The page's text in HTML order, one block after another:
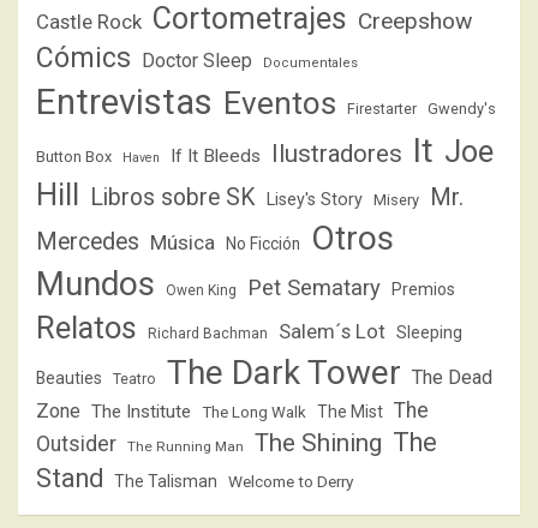
Castle Rock Cortometrajes Creepshow
Cómics Doctor Sleep Documentales
Entrevistas Eventos Firestarter Gwendy's
Button Box Haven If It Bleeds Ilustradores It Joe
Hill
Libros sobre SK Lisey's Story Misery
Mr.
Mercedes Música No Ficción
Otros
Mundos
Owen King Pet Sematary Premios
Relatos Richard Bachman Salem´s Lot Sleeping
Beauties Teatro The Dark Tower The Dead
Zone The Institute The Long Walk The Mist The
Outsider
The Running Man The Shining The
Stand
The Talisman Welcome to Derry